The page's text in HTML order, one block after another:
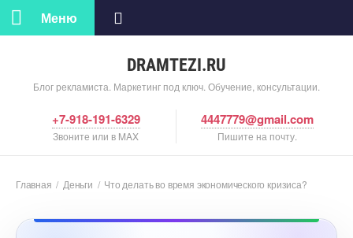
DRAMTEZI.RU
Блог рекламиста. Маркетинг под ключ. Обучение, консультации.
Меню
+7-918-191-6329
Звоните или в MAX
4447779@gmail.com
Пишите на почту.
Главная / Деньги / Что делать во время экономического кризиса?